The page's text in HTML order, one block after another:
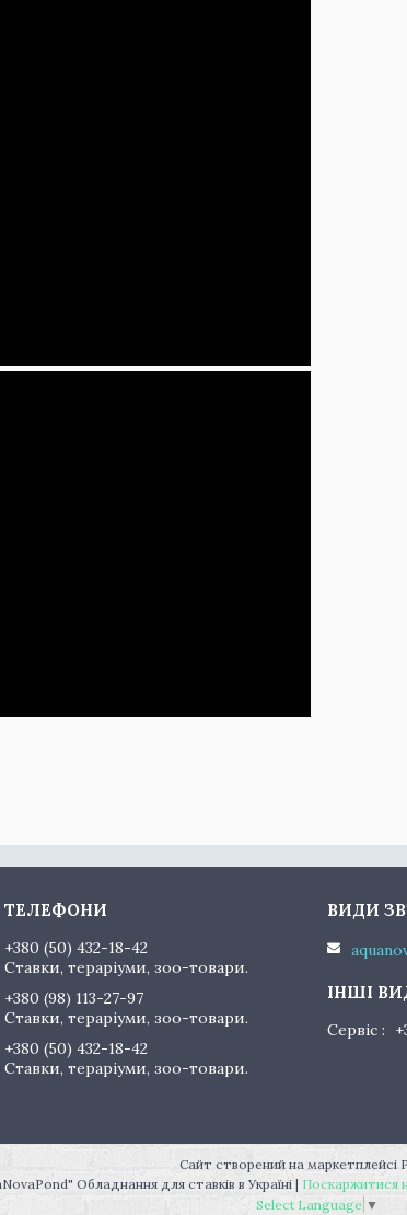
+380 (50) 432-18-42
Ставки, тераріуми, зоо-товари.
+380 (98) 113-27-97
Ставки, тераріуми, зоо-товари.
+380 (50) 432-18-42
Ставки, тераріуми, зоо-товари.
Сервіс
Сайт створений на маркетплейсі
"AquaNovaPond" Обладнання для ставків в Україні | Поскаржитися
Select Language ▼